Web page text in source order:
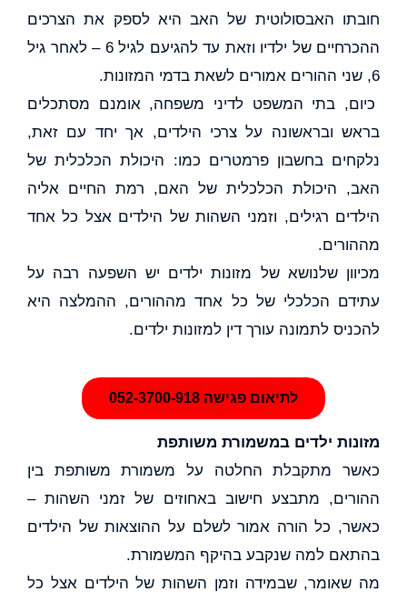
חובתו האבסולוטית של האב היא לספק את הצרכים
ההכרחיים של ילדיו וזאת עד להגיעם לגיל 6 – לאחר גיל
6, שני ההורים אמורים לשאת בדמי המזונות.
כיום, בתי המשפט לדיני משפחה, אומנם מסתכלים
בראש ובראשונה על צרכי הילדים, אך יחד עם זאת,
נלקחים בחשבון פרמטרים כמו: היכולת הכלכלית של
האב, היכולת הכלכלית של האם, רמת החיים אליה
הילדים רגילים, וזמני השהות של הילדים אצל כל אחד
מההורים.
מכיוון שלנושא של מזונות ילדים יש השפעה רבה על
עתידם הכלכלי של כל אחד מההורים, ההמלצה היא
להכניס לתמונה עורך דין למזונות ילדים.
לתיאום פגישה 052-3700-918
מזונות ילדים במשמורת משותפת
כאשר מתקבלת החלטה על משמורת משותפת בין
ההורים, מתבצע חישוב באחוזים של זמני השהות –
כאשר, כל הורה אמור לשלם על ההוצאות של הילדים
בהתאם למה שנקבע בהיקף המשמורת.
מה שאומר, שבמידה וזמן השהות של הילדים אצל כל